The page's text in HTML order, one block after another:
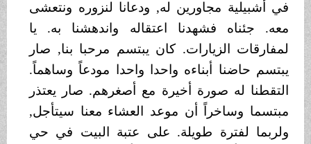
في أشبيلية مجاورين له, ودعانا لنزوره ونتعشى
معه. جئناه فشهدنا اعتقاله واندهشنا به. يا
لمفارقات الزيارات. كان يبتسم مرحبا بنا, صار
يبتسم حاضنا أبناءه واحدا واحدا مودعاً وساهماً.
التقطنا له صورة أخيرة مع أصغرهم. صار يعتذر
مبتسما وساخراً أن موعد العشاء معنا سيتأجل,
ولربما لفترة طويلة. على عتبة البيت في حي